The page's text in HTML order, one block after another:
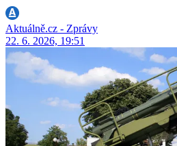
Aktuálně.cz - Zprávy
22. 6. 2026, 19:51